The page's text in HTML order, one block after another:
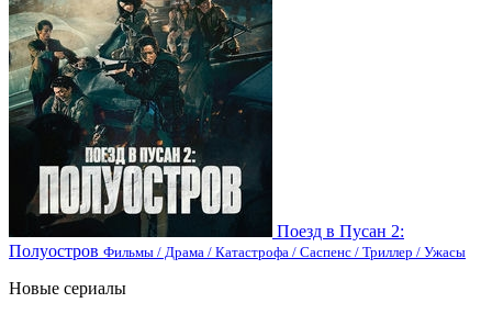
Поезд в Пусан 2:
Полуостров Фильмы / Драма / Катастрофа / Саспенс / Триллер / Ужасы
Новые сериалы